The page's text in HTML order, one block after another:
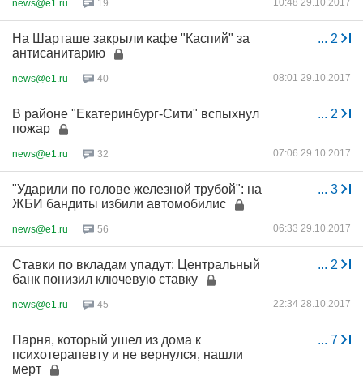
news@e1.ru 19 10:48 29.10.2017
... 2
На Шарташе закрыли кафе "Каспий" за
антисанитарию
news@e1.ru 40 08:01 29.10.2017
... 2
В районе "Екатеринбург-Сити" вспыхнул
пожар
news@e1.ru 32 07:06 29.10.2017
... 3
"Ударили по голове железной трубой": на
ЖБИ бандиты избили автомобилис
news@e1.ru 56 06:33 29.10.2017
... 2
Ставки по вкладам упадут: Центральный
банк понизил ключевую ставку
news@e1.ru 45 22:34 28.10.2017
... 7
Парня, который ушел из дома к
психотерапевту и не вернулся, нашли
мерт